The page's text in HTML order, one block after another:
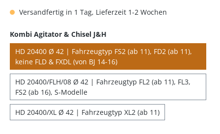
Versandfertig in 1 Tag, Lieferzeit 1-2 Wochen
Kombi Agitator & Chisel J&H
HD 20400 Ø 42 | Fahrzeugtyp FS2 (ab 11), FD2 (ab 11),
keine FLD & FXDL (von BJ 14-16)
HD 20400/FLH/08 Ø 42 | Fahrzeugtyp FL2 (ab 11), FL3,
FS2 (ab 16), S-Modelle
HD 20400/XL Ø 42 | Fahrzeugtyp XL2 (ab 11)